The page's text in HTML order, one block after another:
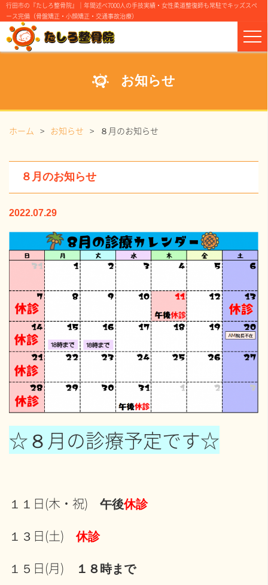
行田市の『たしろ整骨院』｜年間述べ7000人の手技実績・女性柔道整復師も常駐でキッズスペ
ース完備（骨盤矯正・小顔矯正・交通事故治療）
お知らせ
ホーム お知らせ ８月のお知らせ
８月のお知らせ
2022.07.29
☆８月の診療予定です☆
１１日(木・祝) 午後休診
１３日(土)休診
１５日(月) １８時まで